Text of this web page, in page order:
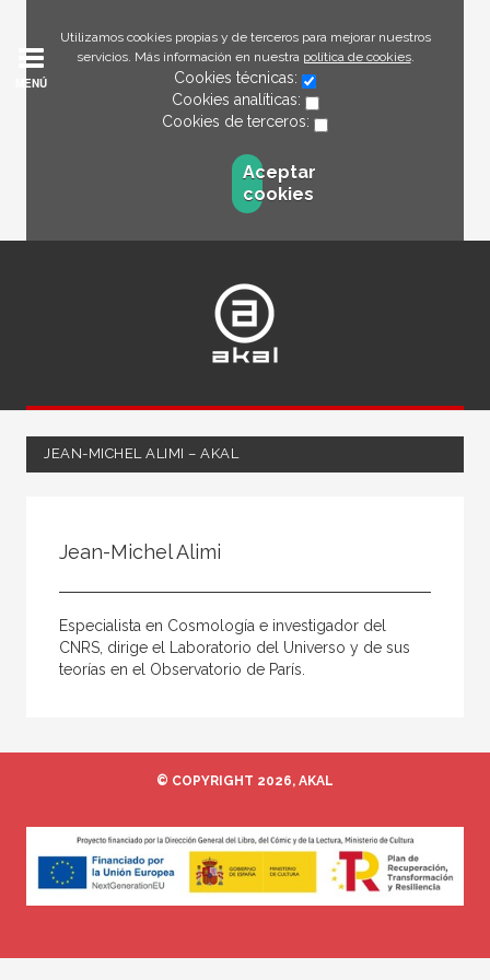
Utilizamos cookies propias y de terceros para mejorar nuestros
servicios. Más información en nuestra política de cookies.
Cookies técnicas:
Cookies analíticas:
Cookies de terceros:
Aceptar
cookies
MENÚ
JEAN-MICHEL ALIMI – AKAL
Coordinador
Escritor
Ilustrador
Prologuista
Traductor
Jean-Michel Alimi
Especialista en Cosmología e investigador del
CNRS, dirige el Laboratorio del Universo y de sus
teorías en el Observatorio de París.
© COPYRIGHT 2026, AKAL